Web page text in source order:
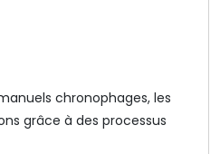
chronophages, les
grâce à des processus